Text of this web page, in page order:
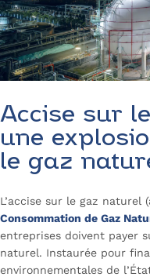
Accise sur
une
le gaz
L’accise sur le gaz naturel
Consommation de Gaz
entreprises doivent payer
naturel. Instaurée pour
environnementales de